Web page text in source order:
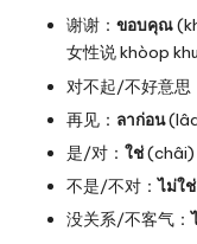
谢谢： ขอบคุณ
女性说 khòop
对不起/不好意思
再见： ลาก่อน
是/对： ใช่(châi)
不是/不对：ไม่ใช่
没关系/不客气：